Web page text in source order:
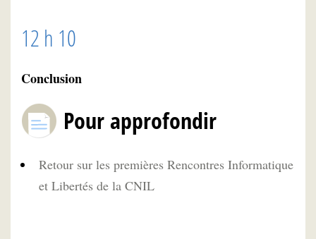
12 h 10
Conclusion
Pour approfondir
Retour sur les premières Rencontres Informatique
et Libertés de la CNIL